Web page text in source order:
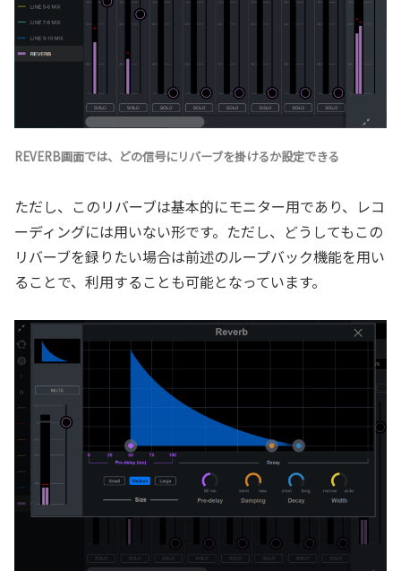
REVERB画面では、どの信号にリバーブを掛けるか設定できる
ただし、このリバーブは基本的にモニター用であり、レコ
ーディングには用いない形です。ただし、どうしてもこの
リバーブを録りたい場合は前述のループバック機能を用い
ることで、利用することも可能となっています。